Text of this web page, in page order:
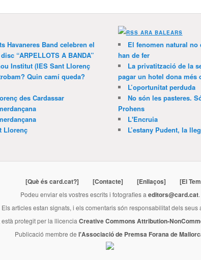
Havaneres Band celebren el
“ARPELLOTS A BANDA”
Institut (IES Sant Llorenç
Quin camí queda?
des Cardassar
Llorenç
ARA BALEARS
El fenomen natural
han de fer
La privatització de la
pagar un hotel dona més
L’oportunitat perduda
No són les pasteres.
Prohens
L'Encruia
L’estany Pudent, la
[Què és card.cat?] [Contacte] [Enllaços] [El
Podeu enviar els vostres escrits i fotografies a editors@card.cat.
Els articles estan signats, i els comentaris són responsabilitat dels seus
protegit per la llicencia Creative Commons Attribution-
Publicació membre de l'Associació de Premsa Forana de